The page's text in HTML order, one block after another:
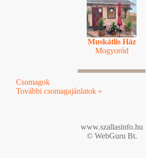
Muskátlis Ház
Mogyoród
Csomagok
További csomagajánlatok »
www.szallasinfo.hu
© WebGuru Bt.